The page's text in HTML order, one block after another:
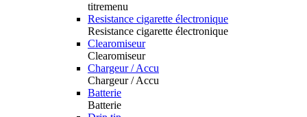
titremenu
Resistance cigarette électronique
Resistance cigarette électronique
Clearomiseur
Clearomiseur
Chargeur / Accu
Chargeur / Accu
Batterie
Batterie